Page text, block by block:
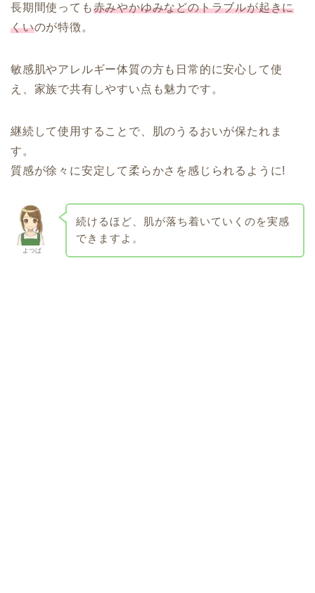
長期間使っても赤みやかゆみなどのトラブルが起きに
くいのが特徴。
敏感肌やアレルギー体質の方も日常的に安心して使
え、家族で共有しやすい点も魅力です。
継続して使用することで、肌のうるおいが保たれま
す。
質感が徐々に安定して柔らかさを感じられるように!
よつば
続けるほど、肌が落ち着いていくのを実感
できますよ。